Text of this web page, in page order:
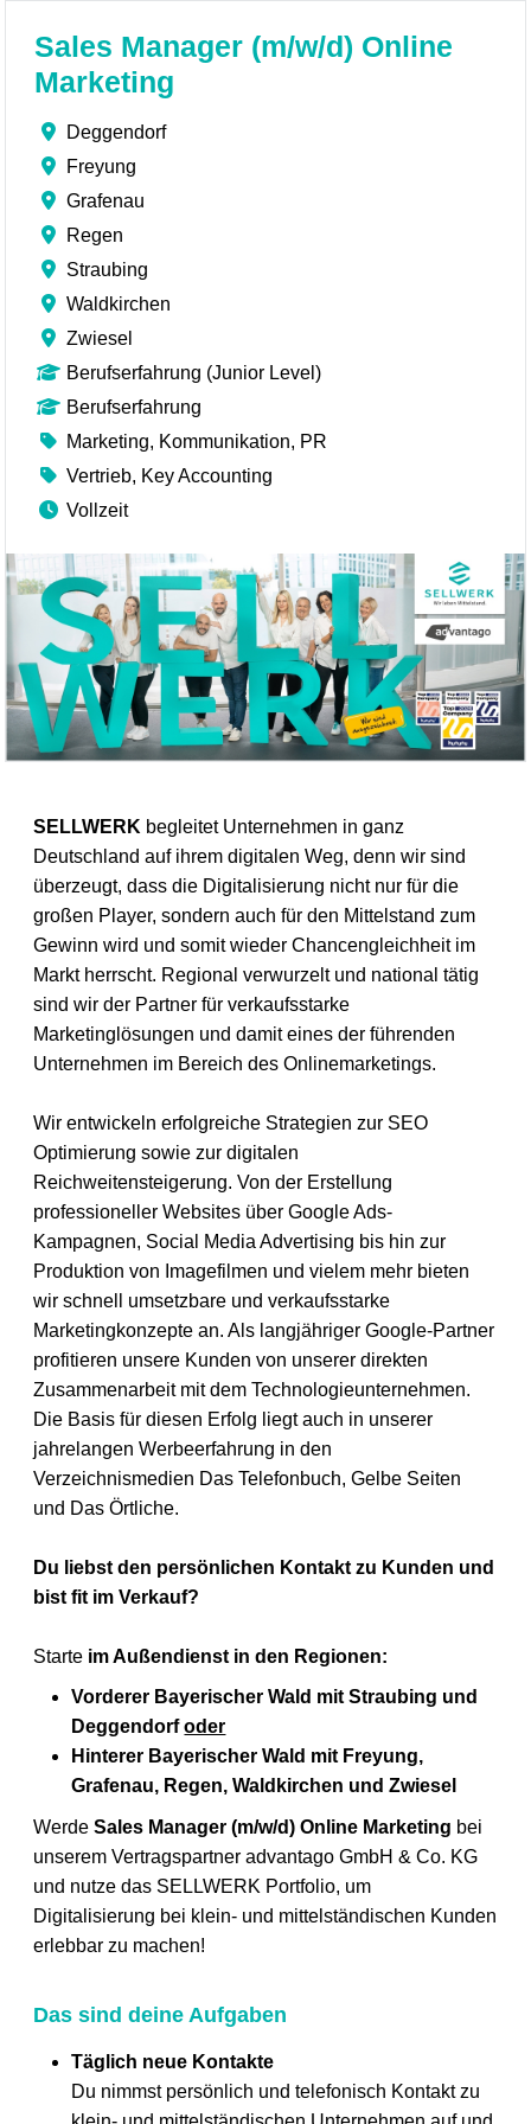
Sales Manager (m/w/d) Online
Marketing
Deggendorf
Freyung
Grafenau
Regen
Straubing
Waldkirchen
Zwiesel
Berufserfahrung (Junior Level)
Berufserfahrung
Marketing, Kommunikation, PR
Vertrieb, Key Accounting
Vollzeit
SELLWERK begleitet Unternehmen in ganz
Deutschland auf ihrem digitalen Weg, denn wir sind
überzeugt, dass die Digitalisierung nicht nur für die
großen Player, sondern auch für den Mittelstand zum
Gewinn wird und somit wieder Chancengleichheit im
Markt herrscht. Regional verwurzelt und national tätig
sind wir der Partner für verkaufsstarke
Marketinglösungen und damit eines der führenden
Unternehmen im Bereich des Onlinemarketings.
Wir entwickeln erfolgreiche Strategien zur SEO
Optimierung sowie zur digitalen
Reichweitensteigerung. Von der Erstellung
professioneller Websites über Google Ads-
Kampagnen, Social Media Advertising bis hin zur
Produktion von Imagefilmen und vielem mehr bieten
wir schnell umsetzbare und verkaufsstarke
Marketingkonzepte an. Als langjähriger Google-Partner
profitieren unsere Kunden von unserer direkten
Zusammenarbeit mit dem Technologieunternehmen.
Die Basis für diesen Erfolg liegt auch in unserer
jahrelangen Werbeerfahrung in den
Verzeichnismedien Das Telefonbuch, Gelbe Seiten
und Das Örtliche.
Du liebst den persönlichen Kontakt zu Kunden und
bist fit im Verkauf?
Starte im Außendienst in den Regionen:
Vorderer Bayerischer Wald mit Straubing und
Deggendorfoder
Hinterer Bayerischer Wald mit Freyung,
Grafenau, Regen, Waldkirchen und Zwiesel
WerdeSales Manager (m/w/d) Online Marketing bei
unserem Vertragspartner advantago GmbH & Co. KG
und nutze das SELLWERK Portfolio, um
Digitalisierung bei klein- und mittelständischen Kunden
erlebbar zu machen!
Das sind deine Aufgaben
Täglich neue Kontakte
Du nimmst persönlich und telefonisch Kontakt zu